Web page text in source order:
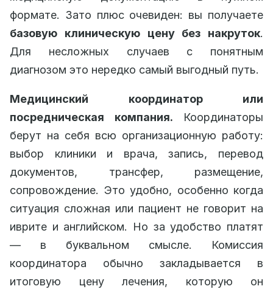
формате. Зато плюс очевиден: вы получаете
базовую клиническую цену без накруток.
Для несложных случаев с понятным
диагнозом это нередко самый выгодный путь.
Медицинский координатор или
посредническая компания. Координаторы
берут на себя всю организационную работу:
выбор клиники и врача, запись, перевод
документов, трансфер, размещение,
сопровождение. Это удобно, особенно когда
ситуация сложная или пациент не говорит на
иврите и английском. Но за удобство платят
— в буквальном смысле. Комиссия
координатора обычно закладывается в
итоговую цену лечения, которую он